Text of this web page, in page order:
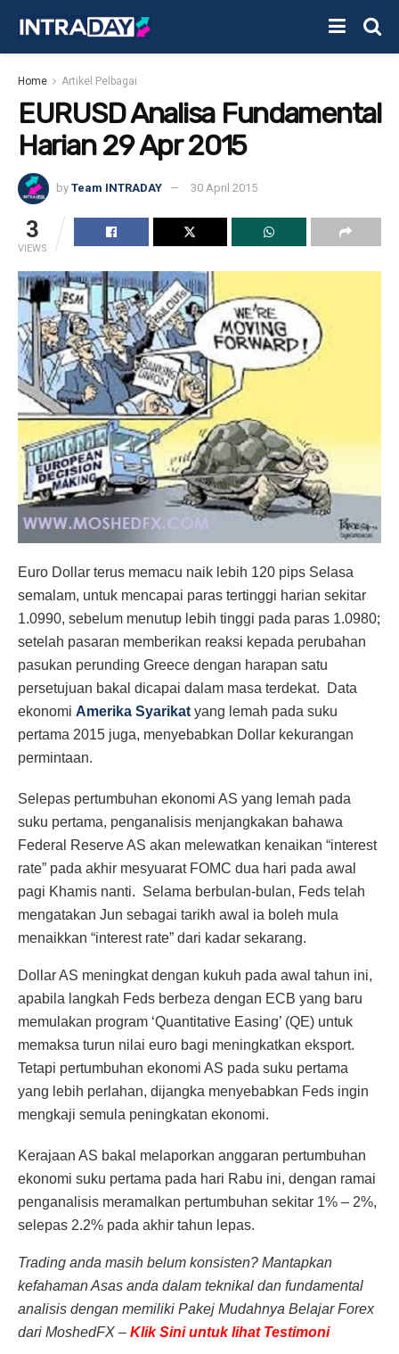
Home Artikel Pelbagai
EURUSD Analisa Fundamental
Harian 29 Apr 2015
by Team INTRADAY 30 April 2015
3
VIEWS
Euro Dollar terus memacu naik lebih 120 pips Selasa
semalam, untuk mencapai paras tertinggi harian sekitar
1.0990, sebelum menutup lebih tinggi pada paras 1.0980;
setelah pasaran memberikan reaksi kepada perubahan
pasukan perunding Greece dengan harapan satu
persetujuan bakal dicapai dalam masa terdekat. Data
ekonomi Amerika Syarikat yang lemah pada suku
pertama 2015 juga, menyebabkan Dollar kekurangan
permintaan.
Selepas pertumbuhan ekonomi AS yang lemah pada
suku pertama, penganalisis menjangkakan bahawa
Federal Reserve AS akan melewatkan kenaikan “interest
rate” pada akhir mesyuarat FOMC dua hari pada awal
pagi Khamis nanti. Selama berbulan-bulan, Feds telah
mengatakan Jun sebagai tarikh awal ia boleh mula
menaikkan “interest rate” dari kadar sekarang.
Dollar AS meningkat dengan kukuh pada awal tahun ini,
apabila langkah Feds berbeza dengan ECB yang baru
memulakan program ‘Quantitative Easing’ (QE) untuk
memaksa turun nilai euro bagi meningkatkan eksport.
Tetapi pertumbuhan ekonomi AS pada suku pertama
yang lebih perlahan, dijangka menyebabkan Feds ingin
mengkaji semula peningkatan ekonomi.
Kerajaan AS bakal melaporkan anggaran pertumbuhan
ekonomi suku pertama pada hari Rabu ini, dengan ramai
penganalisis meramalkan pertumbuhan sekitar 1% – 2%,
selepas 2.2% pada akhir tahun lepas.
Trading anda masih belum konsisten? Mantapkan
kefahaman Asas anda dalam teknikal dan fundamental
analisis dengan memiliki Pakej Mudahnya Belajar Forex
dari MoshedFX – Klik Sini untuk lihat Testimoni